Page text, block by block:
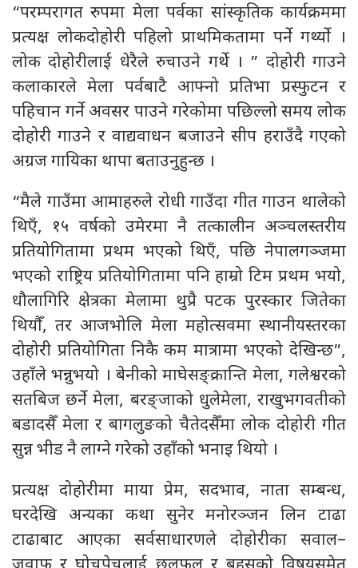
“परम्परागत रुपमा मेला पर्वका सांस्कृतिक कार्यक्रममा
प्रत्यक्ष लोकदोहोरी पहिलो प्राथमिकतामा पर्ने गर्थ्यो ।
लोक दोहोरीलाई धेरैले रुचाउने गर्थे । ” दोहोरी गाउने
कलाकारले मेला पर्वबाटै आफ्नो प्रतिभा प्रस्फुटन र
पहिचान गर्ने अवसर पाउने गरेकोमा पछिल्लो समय लोक
दोहोरी गाउने र वाद्यवाधन बजाउने सीप हराउँदै गएको
अग्रज गायिका थापा बताउनुहुन्छ ।
“मैले गाउँमा आमाहरुले रोधी गाउँदा गीत गाउन थालेको
थिएँ, १५ वर्षको उमेरमा नै तत्कालीन अञ्चलस्तरीय
प्रतियोगितामा प्रथम भएको थिएँ, पछि नेपालगञ्जमा
भएको राष्ट्रिय प्रतियोगितामा पनि हाम्रो टिम प्रथम भयो,
धौलागिरि क्षेत्रका मेलामा थुप्रै पटक पुरस्कार जितेका
थियौँ, तर आजभोलि मेला महोत्सवमा स्थानीयस्तरका
दोहोरी प्रतियोगिता निकै कम मात्रामा भएको देखिन्छ”,
उहाँले भन्नुभयो । बेनीको माघेसङ्क्रान्ति मेला, गलेश्वरको
सतबिज छर्ने मेला, बरङ्जाको धुलेमेला, राखुभगवतीको
बडादसैँ मेला र बागलुङको चैतेदसैँमा लोक दोहोरी गीत
सुन्न भीड नै लाग्ने गरेको उहाँको भनाइ थियो ।
प्रत्यक्ष दोहोरीमा माया प्रेम, सदभाव, नाता सम्बन्ध,
घरदेखि अन्यका कथा सुनेर मनोरञ्जन लिन टाढा
टाढाबाट आएका सर्वसाधारणले दोहोरीका सवाल–